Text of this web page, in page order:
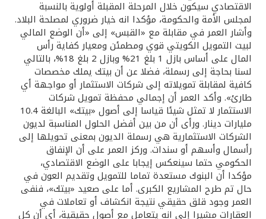
خدمات ما بعد البيع
اتصل بنا
مواقع الفروع وأجهزة الصرف الآلي
ألمانيا
ماليزيا
تركيا
الاقتصادي سيكون خلال المرحلة المقبلة أولوية بالنسبة
لمجلس الأمة والحكومة، مؤكدا انه خيار ضروري لمصلحة البلاد.
وأشار العمر في مقابلة مع «القبس» إلى «أن الوضع المالي
لبيت التمويل الكويتي قوي ومطمئن ومعيار كفاية رأس
المال على أساس بازل 1 بلغ 21% وبازل 2 بلغ 18%، بالتالي
لسنا بحاجة إلى رسملة، فضلا عن أن بيتك يملك مخصصات
كافية لمقابلة تمويلاته إلى شركات الاستثمار أو مواجهة أي
طارئ». وأكد العمر أن إجمالي محفظة تمويل شركات
الاستثمار لا تمثل شيئا قياسا إلى أصول «بيتك» البالغة 10.4
مليارات دينار. ورأى أن من بين أفضل الحلول المناسبة لديون
الشركات الاستثمارية هي رسملة الديون بمعنى تحويلها إلى
رأسمال وأسهم أو سندات. وركز العمر على أن الإنفاق
الحكومي حتما سينعكس إيجابا على الوضع الاقتصادي،
مؤكدا أن البنوك مستعدة تماما للتمويل وتقديم العون في
حال تم طرح المشاريع الكبرى. أما على صعيد «بيتك»، فنفى
العمر وجود قلق حقيقي نتيجة انكشاف أو تعاملات في
العقارات مشيرا إلى انه يتعامل مع أصول حقيقية، أي أن كل